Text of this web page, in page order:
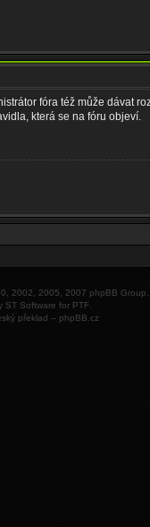
fóra též může dávat
která se na fóru objeví.
2002, 2005, 2007 phpBB Group.
ST Software for PTF.
překlad – phpBB.cz